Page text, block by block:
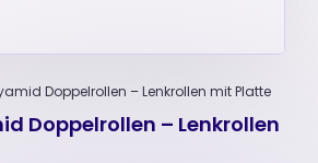
Doppelrollen – Lenkrollen mit Platte
Doppelrollen – Lenkrollen